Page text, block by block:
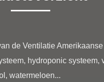
de Ventilatie
hydroponic systeem,